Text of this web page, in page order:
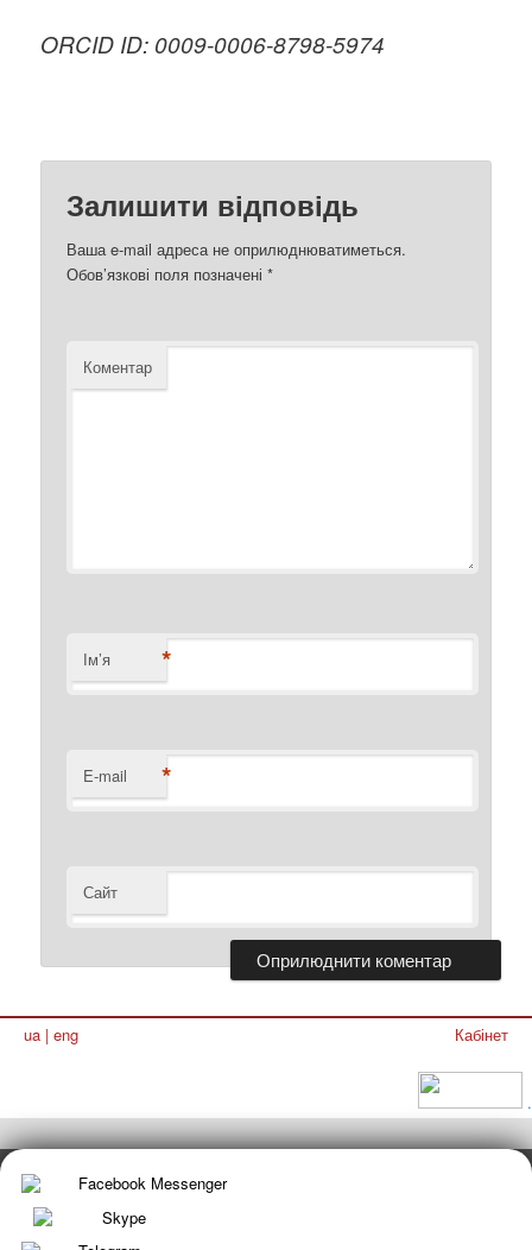
ORCID ID: 0009-0006-8798-5974
Залишити відповідь
Ваша e-mail адреса не оприлюднюватиметься.
Обов’язкові поля позначені*
Коментар
Ім’я *
E-mail *
Сайт
ua | eng Кабінет
.
Facebook Messenger
Skype